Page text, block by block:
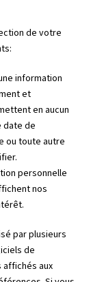
de votre
information
et
en aucun
date de
ou toute autre
personnelle
nos
par plusieurs
de
affichés aux